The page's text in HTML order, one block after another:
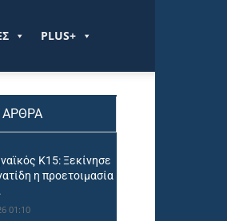
PLUS+
Κ15: Ξεκίνησε
η προετοιμασία
01:10